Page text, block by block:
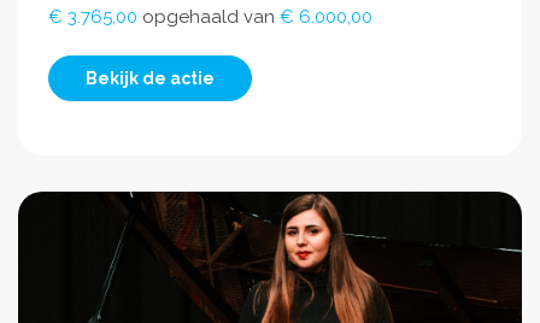
€ 3.765,00 opgehaald van € 6.000,00
Bekijk de actie